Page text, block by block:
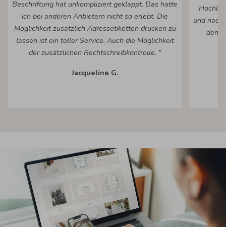
Beschriftung hat unkompliziert geklappt. Das hatte
ich bei anderen Anbietern nicht so erlebt. Die
Möglichkeit zusätzlich Adressetiketten drucken zu
lassen ist ein toller Service. Auch die Möglichkeit
der zusätzlichen Rechtschreibkontrolle. "
Jacqueline G.
und nach
den